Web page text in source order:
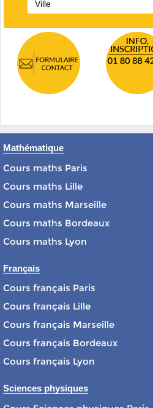
Ville
Mathématique
Cours maths Paris
Cours maths Lille
Cours maths Marseille
Cours maths Bordeaux
Cours maths Lyon
Français
Cours français Paris
Cours français Lille
Cours français Marseille
Cours français Bordeaux
Cours français Lyon
Sciences physiques